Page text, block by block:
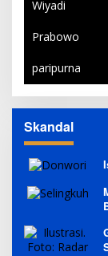
Wiyadi
Prabowo
paripurna
Skandal